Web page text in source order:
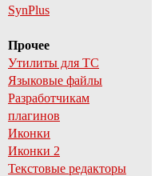
SynPlus
Прочее
Утилиты для TC
Языковые файлы
Разработчикам
плагинов
Иконки
Иконки 2
Текстовые редакторы